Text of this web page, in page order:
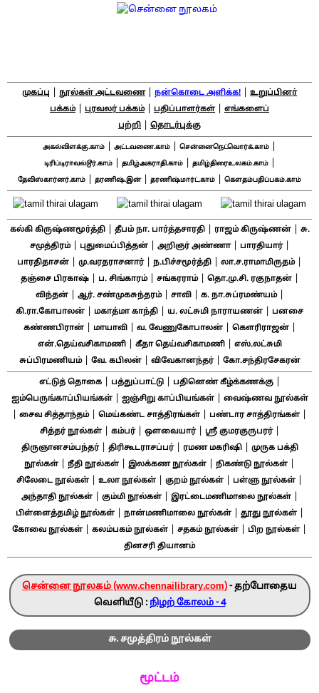
முகப்பு நூல்கள் அட்டவணை| நன்கொடை அளிக்க!
உறுப்பினர்
பக்கம்| புரவலர் பக்கம்| பதிப்பாளர்கள்
எங்களைப்
பற்றி
தொடர்புக்கு
அகல்விளக்கு.காம் அட்டவணை.காம் சென்னைநெட்வொர்க்.காம்
டிரிப்டிராவல்டூர்.காம்| தமிழ்அகராதி.காம்| தமிழ்திரைஉலகம்.காம்|
தேவிஸ்கார்னர்.காம் தரணிஷ்.இன்| தரணிஷ்மார்ட்.காம் கௌதம்பதிப்பகம்.காம்
கல்கி கிருஷ்ணமூர்த்தி| தீபம் நா. பார்த்தசாரதி| ராஜம் கிருஷ்ணன்|
சு.
சமுத்திரம்| புதுமைப்பித்தன்| அறிஞர் அண்ணா| பாரதியார்|
பாரதிதாசன் மு.வரதராசனார்| ந.பிச்சமூர்த்தி லா.ச.ராமாமிருதம்|
தஞ்சை பிரகாஷ்| ப. சிங்காரம்| சங்கரராம்| தொ.மு.சி. ரகுநாதன்|
விந்தன்| ஆர். சண்முகசுந்தரம்| சாவி| க. நா.சுப்ரமண்யம்|
கி.ரா.கோபாலன் மகாத்மா காந்தி ய. லட்சுமி நாராயணன்
பனசை
கண்ணபிரான்| மாயாவி| வ. வேணுகோபாலன்| கௌரிராஜன்|
என்.தெய்வசிகாமணி| கீதா தெய்வசிகாமணி|
எஸ்.லட்சுமி
சுப்பிரமணியம்| வே. கபிலன்| விவேகானந்தர்| கோ.சந்திரசேகரன்
எட்டுத் தொகை| பத்துப்பாட்டு| பதினெண் கீழ்க்கணக்கு|
ஐம்பெருங்காப்பியங்கள்| ஐஞ்சிறு காப்பியங்கள்| வைஷ்ணவ நூல்கள்
சைவ சித்தாந்தம்| மெய்கண்ட சாத்திரங்கள் பண்டார சாத்திரங்கள்
சித்தர் நூல்கள்| கம்பர்| ஔவையார்| ஸ்ரீ குமரகுருபரர்|
திருஞானசம்பந்தர்| திரிகூடராசப்பர்| ரமண மகரிஷி|
முருக பக்தி
நூல்கள்
நீதி நூல்கள் இலக்கண நூல்கள் நிகண்டு நூல்கள்
சிலேடை நூல்கள் உலா நூல்கள் குறம் நூல்கள் பள்ளு நூல்கள்
அந்தாதி நூல்கள்| கும்மி நூல்கள்| இரட்டைமணிமாலை நூல்கள்|
பிள்ளைத்தமிழ் நூல்கள்| நான்மணிமாலை நூல்கள்| தூது நூல்கள்|
கோவை நூல்கள் கலம்பகம் நூல்கள் சதகம் நூல்கள் பிற நூல்கள்
தினசரி தியானம்
சென்னை நூலகம் (www.chennailibrary.com)- தற்போதைய
வெளியீடு : நிழற் கோலம் - 4
சு. சமுத்திரம் நூல்கள்
மூட்டம்